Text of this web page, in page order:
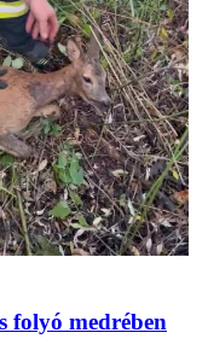
folyó medrében